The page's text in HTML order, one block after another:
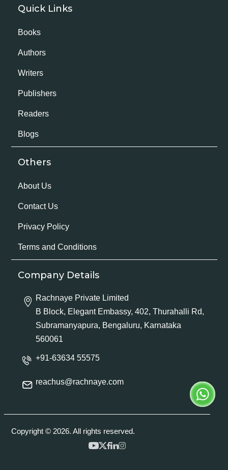
Quick Links
Books
Authors
Writers
Publishers
Readers
Blogs
Others
About Us
Contact Us
Privacy Policy
Terms and Conditions
Company Details
Rachnaye Private Limited
B Block, Elegant Embassy, 402, Thurahalli Rd,
Subramanyapura, Bengaluru, Karnataka
560061
+91-63634 55575
reachus@rachnaye.com
Copyright © 2026. All rights reserved.